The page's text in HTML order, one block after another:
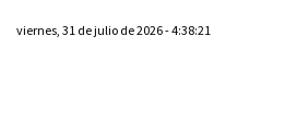
viernes, 31 de julio de 2026 - 4:38:21